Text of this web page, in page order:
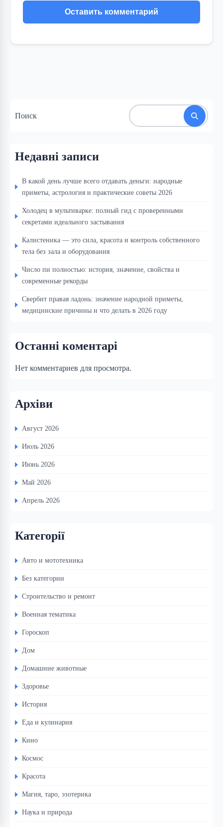
Поиск
Недавні записи
В какой день лучше всего отдавать деньги: народные
приметы, астрология и практические советы 2026
Холодец в мультиварке: полный гид с проверенными
секретами идеального застывания
Калистеника — это сила, красота и контроль собственного
тела без зала и оборудования
Число пи полностью: история, значение, свойства и
современные рекорды
Свербит правая ладонь: значение народной приметы,
медицинские причины и что делать в 2026 году
Останні коментарі
Нет комментариев для просмотра.
Архіви
Август 2026
Июль 2026
Июнь 2026
Май 2026
Апрель 2026
Категорії
Авто и мототехника
Без категории
Строительство и ремонт
Военная тематика
Гороскоп
Дом
Домашние животные
Здоровье
История
Еда и кулинария
Кино
Космос
Красота
Магия, таро, эзотерика
Наука и природа